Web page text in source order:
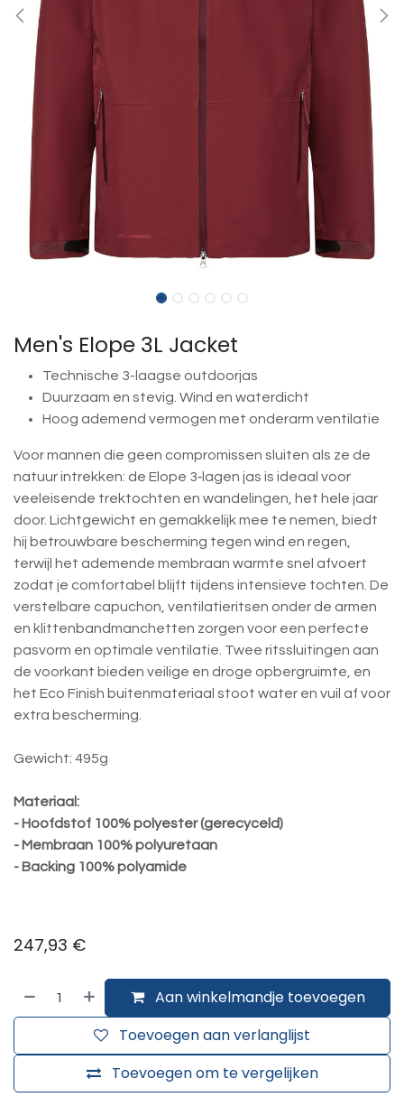
Men's Elope 3L Jacket
Technische 3-laagse outdoorjas
Duurzaam en stevig. Wind en waterdicht
Hoog ademend vermogen met onderarm ventilatie
Voor mannen die geen compromissen sluiten als ze de
natuur intrekken: de Elope 3‑lagen jas is ideaal voor
veeleisende trektochten en wandelingen, het hele jaar
door. Lichtgewicht en gemakkelijk mee te nemen, biedt
hij betrouwbare bescherming tegen wind en regen,
terwijl het ademende membraan warmte snel afvoert
zodat je comfortabel blijft tijdens intensieve tochten. De
verstelbare capuchon, ventilatieritsen onder de armen
en klittenbandmanchetten zorgen voor een perfecte
pasvorm en optimale ventilatie. Twee ritssluitingen aan
de voorkant bieden veilige en droge opbergruimte, en
het Eco Finish buitenmateriaal stoot water en vuil af voor
extra bescherming.
Gewicht: 495g
Materiaal:
- Hoofdstof 100% polyester (gerecyceld)
- Membraan 100% polyuretaan
- Backing 100% polyamide
247,93 €
Aan winkelmandje toevoegen
Toevoegen om te vergelijken
Toevoegen aan verlanglijst